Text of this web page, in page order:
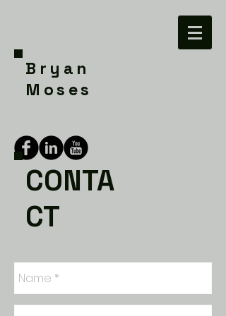
Bryan
Moses
CONTA
CT